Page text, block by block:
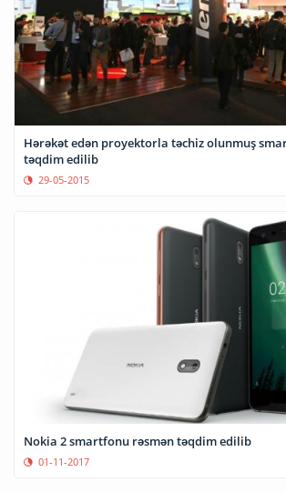
Hərəkət edən proyektorla təchiz olunmuş
təqdim edilib
29-05-2015
Nokia 2 smartfonu rəsmən təqdim edilib
01-11-2017